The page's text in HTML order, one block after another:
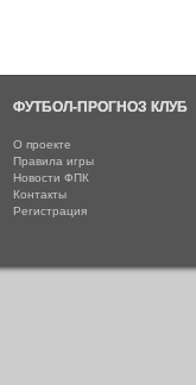
ФУТБОЛ-ПРОГНОЗ КЛУБ
О проекте
Правила игры
Новости ФПК
Контакты
Регистрация